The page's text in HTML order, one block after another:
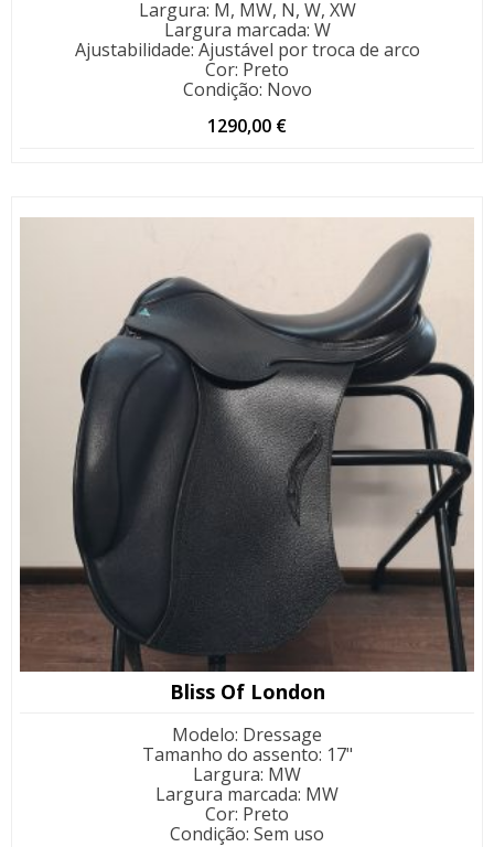
Largura: M, MW, N, W, XW
Largura marcada: W
Ajustabilidade: Ajustável por troca de arco
Cor: Preto
Condição: Novo
1290,00 €
Bliss Of London
Modelo: Dressage
Tamanho do assento: 17"
Largura: MW
Largura marcada: MW
Cor: Preto
Condição: Sem uso